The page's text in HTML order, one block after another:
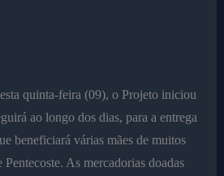
quinta-feira (09), o Projeto iniciou
ao longo dos dias, para a entrega
beneficiará várias mães de muitos
As mercadorias doadas